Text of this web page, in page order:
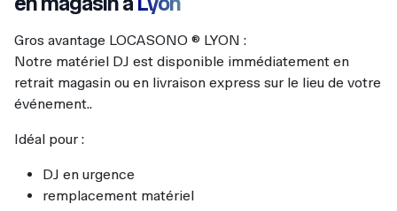
Gros avantage LOCASONO ® LYON :
Notre matériel DJ est disponible immédiatement en
retrait magasin ou en livraison express sur le lieu de votre
événement..
Idéal pour :
DJ en urgence
remplacement matériel